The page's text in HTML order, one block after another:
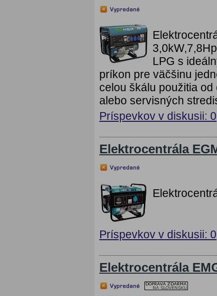
LPG s
príkon pre väčšinu
celou škálu použitia
alebo servisných
Príspevkov v diskusii: 0
Elektrocentrála
Príspevkov v diskusii: 0
Elektrocentrála